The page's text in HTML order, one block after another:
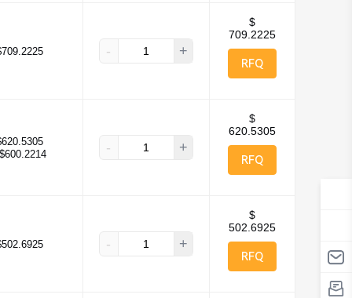
- +
$
709.2225
RFQ
- +
$
620.5305
RFQ
- +
$
502.6925
RFQ